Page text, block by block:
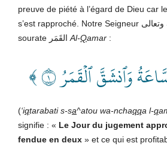
preuve de piété à l’égard de Dieu car
s’est rapproché. Notre Seigneur تبارك وتعالى dit, dans
Al-Qamar :
وَٱنشَقَّ ٱلۡقَمَرُ ١ ﴾
(‘iqtarabati s-sa^atou wa-nchaqqa l-q
signifie : « Le Jour du jugement
fendue en deux » et ce qui est